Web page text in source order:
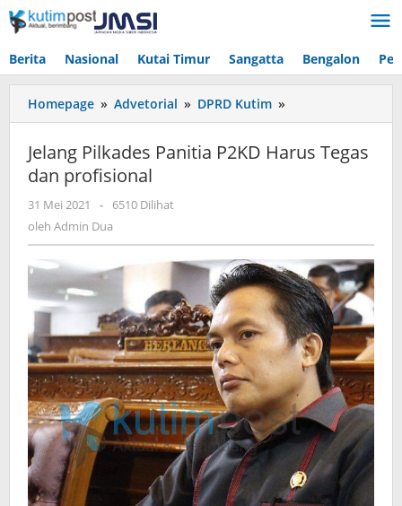
Lewati
ke
Berita Nasional Kutai Timur Sangatta Bengalon
Homepage » Advetorial » DPRD Kutim »
Pilkades
P2KD
Jelang Pilkades Panitia P2KD Harus Tegas
dan profisional
31 Mei 2021
oleh
Admin
-
6510 Dilihat
oleh Admin Dua